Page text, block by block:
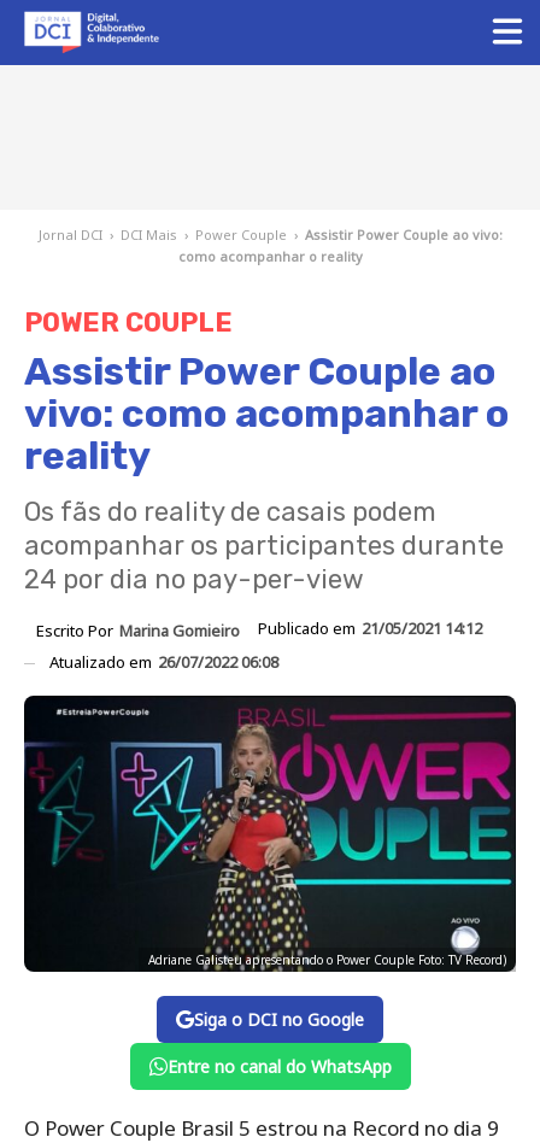
Jornal DCI › DCI Mais › Power Couple › Assistir Power Couple ao vivo:
como acompanhar o reality
POWER COUPLE
Assistir Power Couple ao
vivo: como acompanhar o
reality
Os fãs do reality de casais podem
acompanhar os participantes durante
24 por dia no pay-per-view
Escrito Por Marina Gomieiro Publicado em 21/05/2021 14:12
Atualizado em 26/07/2022 06:08
Adriane Galisteu apresentando o Power Couple Foto: TV Record)
Siga o DCI no Google
Entre no canal do WhatsApp
O Power Couple Brasil 5 estrou na Record no dia 9